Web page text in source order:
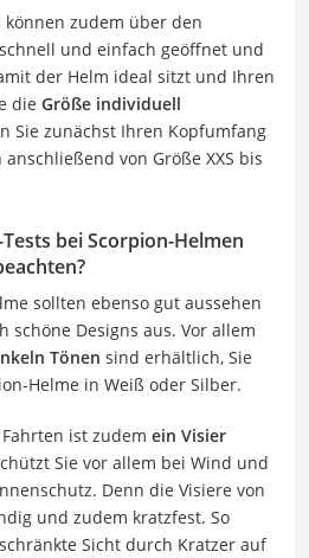
können zudem über den
und einfach geöffnet und
der Helm ideal sitzt und Ihren
die Größe individuell
Sie zunächst Ihren Kopfumfang
von Größe XXS bis
bei Scorpion-Helmen
sollten ebenso gut aussehen
schöne Designs aus. Vor allem
Tönen sind erhältlich, Sie
Helme in Weiß oder Silber.
ist zudem ein Visier
Sie vor allem bei Wind und
Denn die Visiere von
und zudem kratzfest. So
Sicht durch Kratzer auf